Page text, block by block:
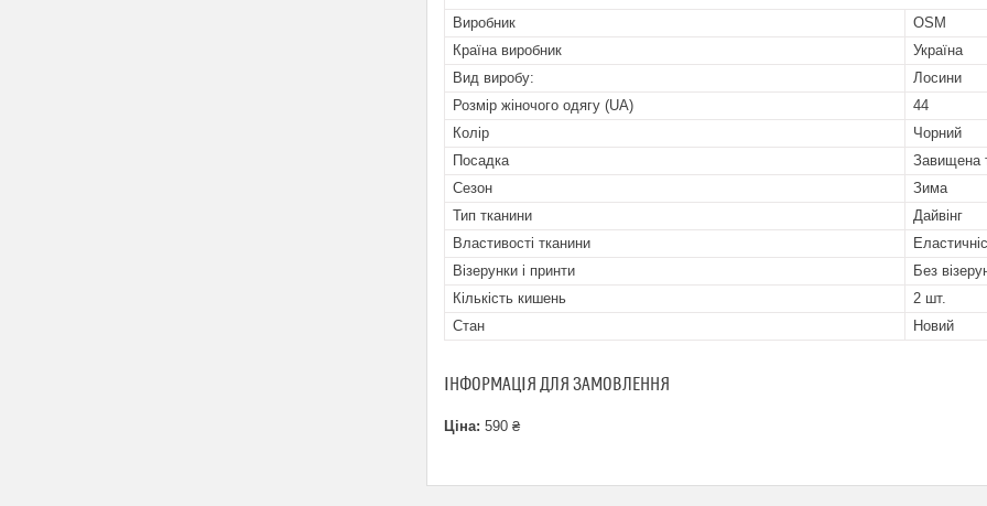
Виробник
OSM
Країна виробник
Україна
Вид виробу:
Лосини
Розмір жіночого одягу (UA)
44
Колір
Чорний
Посадка
Завищена
Сезон
Зима
Тип тканини
Дайвінг
Властивості тканини
Візерунки і принти
Без
Кількість кишень
2 шт.
Стан
Новий
ІНФОРМАЦІЯ ДЛЯ ЗАМОВЛЕННЯ
Ціна: 590 ₴